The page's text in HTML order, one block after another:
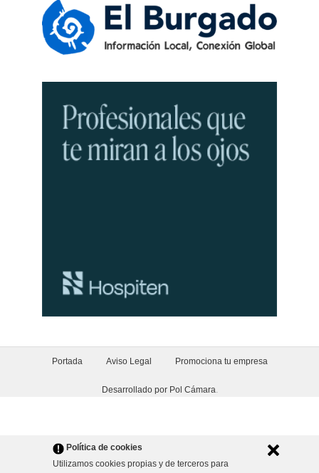
Política de cookies
Utilizamos cookies propias y de terceros para
Portada Aviso Legal Promociona tu empresa
Desarrollado por Pol Cámara.